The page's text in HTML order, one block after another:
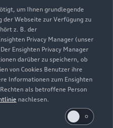
um Ihnen grundlegende
der Webseite zur Verfügung zu
z. B. der
Privacy Manager (unser
Ensighten Privacy Manager
darüber zu speichern, ob
von Cookies Benutzer ihre
Informationen zum Ensighten
als betroffene Person
nachlesen.
Zurück nach oben